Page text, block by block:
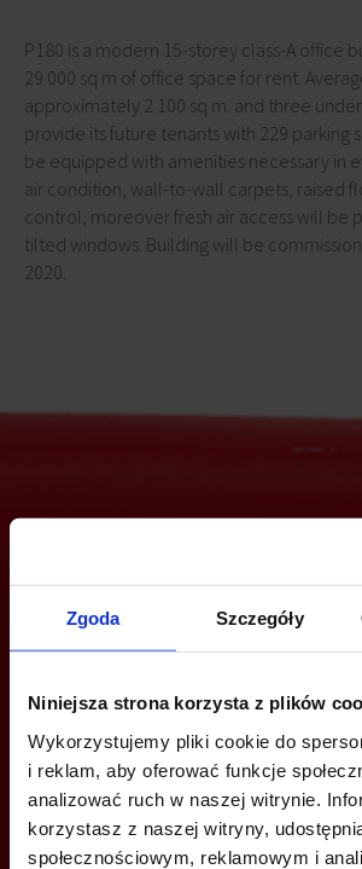
Zgoda Szczegóły
Niniejsza strona korzysta z plików
Wykorzystujemy pliki cookie do
i reklam, aby oferować funkcje
analizować ruch w naszej witrynie.
korzystasz z naszej witryny,
społecznościowym, reklamowym i
P180 is a modern 15-storey class-A office
29 000 sq m of office space for rent.
approximately 2 100 sq m. and three
provide its future tenants with 229 parking
be equipped with amenities necessary in
air condition, wall-to-wall carpets, raised
control, moreover fresh air access will be
tilted windows. Building will be
2020.
Are you interested in
CALL US AND FIND OUT MORE
+48 22 167 04 00
info@officefinder.pl